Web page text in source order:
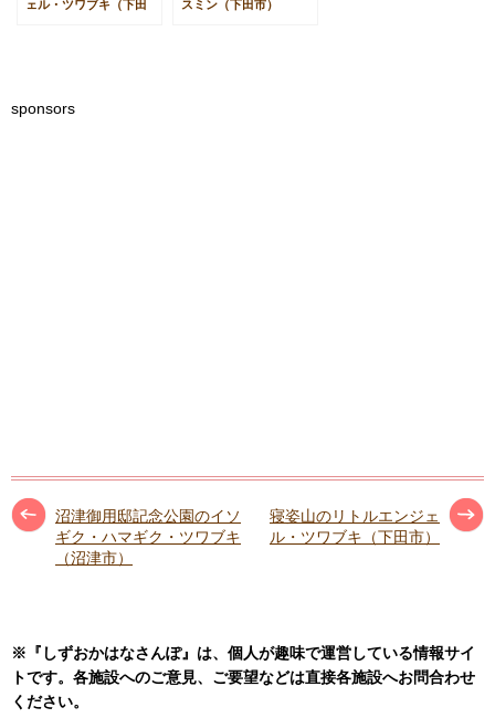
ェル・ツワブキ（下田
スミン（下田市）
sponsors
沼津御用邸記念公園のイソ
ギク・ハマギク・ツワブキ
（沼津市）
寝姿山のリトルエンジェ
ル・ツワブキ（下田市）
※『しずおかはなさんぽ』は、個人が趣味で運営している情報サイ
トです。各施設へのご意見、ご要望などは直接各施設へお問合わせ
ください。